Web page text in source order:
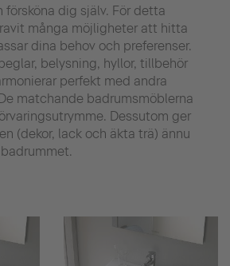
dig själv. För detta
många möjligheter att hitta
dina behov och preferenser.
belysning, hyllor, tillbehör
perfekt med andra
matchande badrumsmöblerna
Dessutom ger
(dekor, lack och äkta trä) ännu